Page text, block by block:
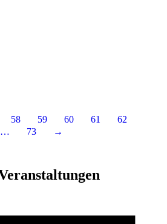
58 59 60 61
62
…
73 →